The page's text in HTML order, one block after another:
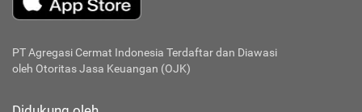
PT Agregasi Cermat Indonesia Terdaftar dan Diawasi
oleh Otoritas Jasa Keuangan (OJK)